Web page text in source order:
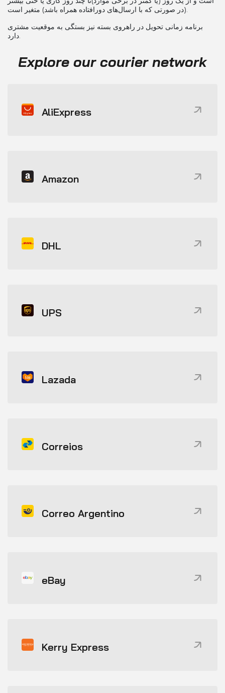
(در صورتی که با ارسال‌های دورافتاده همراه باشد) متغیر است.
برنامه زمانی تحویل در راهروی بسته نیز بستگی به موقعیت مشتری
دارد.
Explore our courier network
AliExpress
Amazon
DHL
UPS
Lazada
Correios
Correo Argentino
eBay
Kerry Express